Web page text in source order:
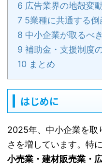
6 広告業界の地殻変
7 5業種に共通する倒
8 中小企業が取るべ
9 補助金・支援制度
10 まとめ
はじめに
2025年、中小企業を取
さを増しています。特に
小売業・建材販売業・